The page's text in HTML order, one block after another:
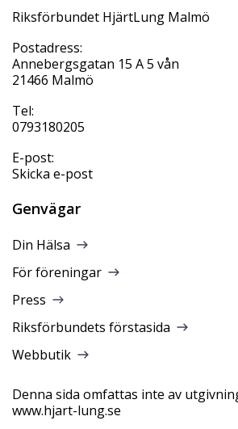
Riksförbundet HjärtLung Malmö
Postadress:
Annebergsgatan 15 A 5 vån
21466 Malmö
Tel:
0793180205
E-post:
Skicka e-post
Genvägar
Din Hälsa
För föreningar
Press
Riksförbundets förstasida
Webbutik
Denna sida omfattas inte av
www.hjart-lung.se